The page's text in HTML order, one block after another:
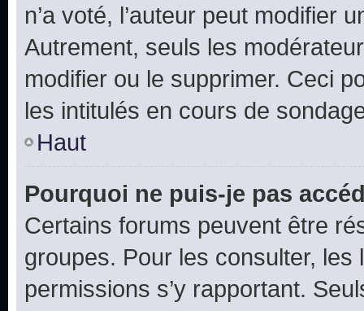
n’a voté, l’auteur peut modifier
Autrement, seuls les
modifier ou le supprimer. Ceci
les intitulés en cours de
Haut
Pourquoi ne puis-je pas
Certains forums peuvent être
groupes. Pour les consulter,
permissions s’y rapportant.